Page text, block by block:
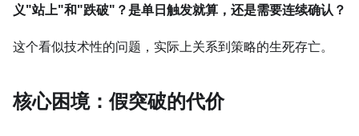
义"站上"和"跌破"？是单日触发就算，还是需要连续确认？
这个看似技术性的问题，实际上关系到策略的生死存亡。
核心困境：假突破的代价